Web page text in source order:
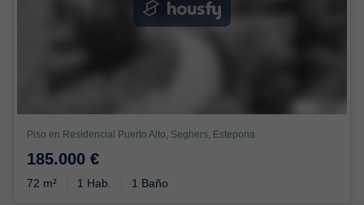
Piso en Residencial Puerto Alto, Seghers, Estepona
185.000 €
72 m² 1 Hab. 1 Baño